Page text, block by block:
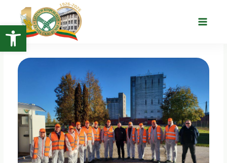
Open toolbar
turinio
Main